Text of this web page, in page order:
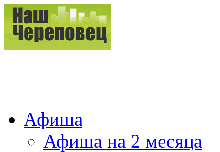
Афиша
Афиша на 2 месяца